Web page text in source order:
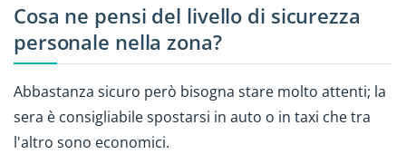
Cosa ne pensi del livello di sicurezza
personale nella zona?
Abbastanza sicuro però bisogna stare molto attenti; la
sera è consigliabile spostarsi in auto o in taxi che tra
l'altro sono economici.